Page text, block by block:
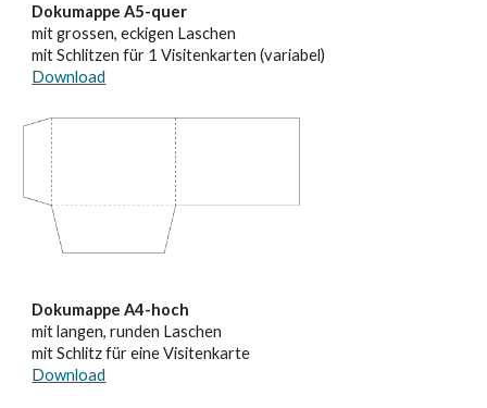
Dokumappe A5-quer
mit grossen, eckigen Laschen
mit Schlitzen für 1 Visitenkarten (variabel)
Download
Dokumappe A4-hoch
mit langen, runden Laschen
mit Schlitz für eine Visitenkarte
Download